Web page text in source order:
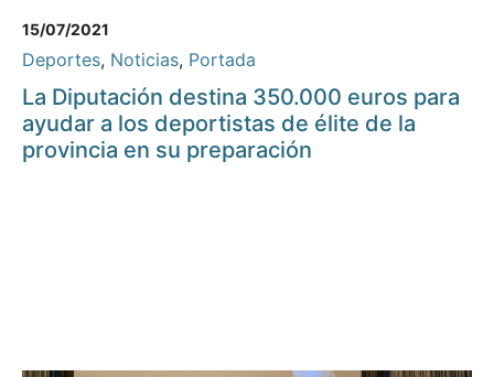
15/07/2021
Deportes, Noticias, Portada
La Diputación destina 350.000 euros para
ayudar a los deportistas de élite de la
provincia en su preparación